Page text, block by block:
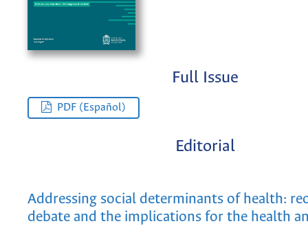
Full Issue
PDF (Español)
Editorial
Addressing social determinants of health:
debate and the implications for the health